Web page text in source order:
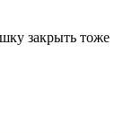
закрыть тоже